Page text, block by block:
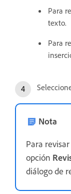
Para
texto.
Para
Nota
Para
opción
diálogo de